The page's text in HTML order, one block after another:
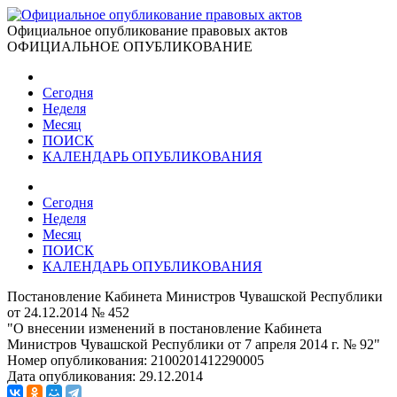
Официальное опубликование правовых актов
ОФИЦИАЛЬНОЕ ОПУБЛИКОВАНИЕ
Сегодня
Неделя
Месяц
ПОИСК
КАЛЕНДАРЬ ОПУБЛИКОВАНИЯ
Сегодня
Неделя
Месяц
ПОИСК
КАЛЕНДАРЬ ОПУБЛИКОВАНИЯ
Постановление Кабинета Министров Чувашской Республики
от 24.12.2014 № 452
"О внесении изменений в постановление Кабинета
Министров Чувашской Республики от 7 апреля 2014 г. № 92"
Номер опубликования: 2100201412290005
Дата опубликования: 29.12.2014